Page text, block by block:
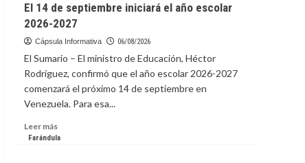
noviembre
y
KIA
presentaron
para
desinfectar
interior
del
incluso
con
El 14 de septiembre iniciará el año escolar
2026-2027
Cápsula Informativa 06/08/2026
El Sumario – El ministro de Educación, Héctor
Rodríguez, confirmó que el año escolar 2026-2027
comenzará el próximo 14 de septiembre en
Venezuela. Para esa...
Leer másLeer
más
Farándula